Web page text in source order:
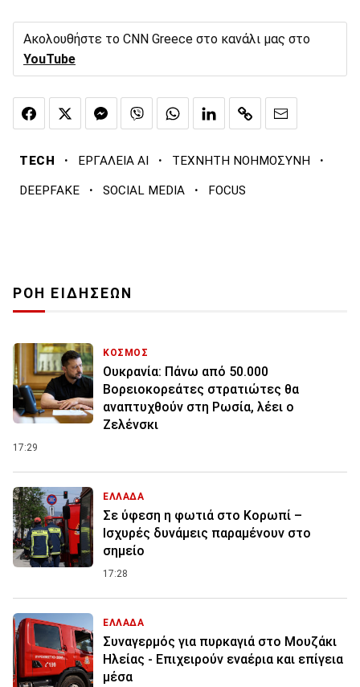
Ακολουθήστε το CNN Greece στο κανάλι μας στο
YouTube
TECH · ΕΡΓΑΛΕΙΑ ΑΙ · ΤΕΧΝΗΤΗ ΝΟΗΜΟΣΥΝΗ ·
DEEPFAKE · SOCIAL MEDIA · FOCUS
ΡΟΗ ΕΙΔΗΣΕΩΝ
ΚΟΣΜΟΣ
Ουκρανία: Πάνω από 50.000
Βορειοκορεάτες στρατιώτες θα
αναπτυχθούν στη Ρωσία, λέει ο
Ζελένσκι
17:29
ΕΛΛΑΔΑ
Σε ύφεση η φωτιά στο Κορωπί –
Ισχυρές δυνάμεις παραμένουν στο
σημείο
17:28
ΕΛΛΑΔΑ
Συναγερμός για πυρκαγιά στο Μουζάκι
Ηλείας - Επιχειρούν εναέρια και επίγεια
μέσα